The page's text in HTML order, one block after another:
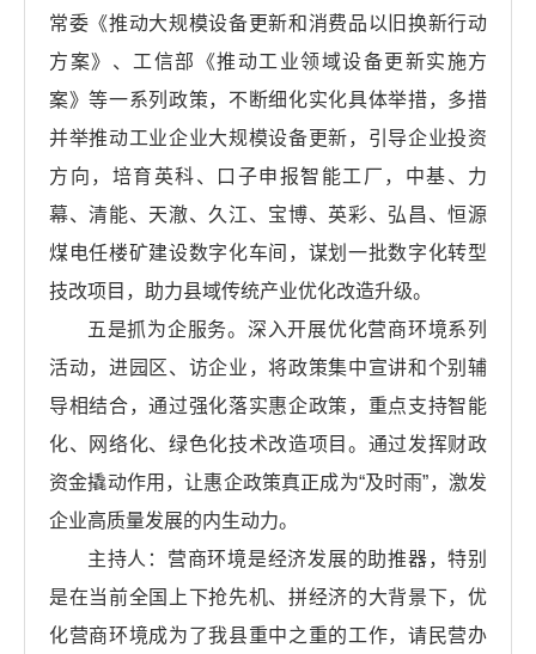
常委《推动大规模设备更新和消费品以旧换新行动
方案》、工信部《推动工业领域设备更新实施方
案》等一系列政策，不断细化实化具体举措，多措
并举推动工业企业大规模设备更新，引导企业投资
方向，培育英科、口子申报智能工厂，中基、力
幕、清能、天澈、久江、宝博、英彩、弘昌、恒源
煤电任楼矿建设数字化车间，谋划一批数字化转型
技改项目，助力县域传统产业优化改造升级。
五是抓为企服务。深入开展优化营商环境系列
活动，进园区、访企业，将政策集中宣讲和个别辅
导相结合，通过强化落实惠企政策，重点支持智能
化、网络化、绿色化技术改造项目。通过发挥财政
资金撬动作用，让惠企政策真正成为“及时雨”，激发
企业高质量发展的内生动力。
主持人：营商环境是经济发展的助推器，特别
是在当前全国上下抢先机、拼经济的大背景下，优
化营商环境成为了我县重中之重的工作，请民营办